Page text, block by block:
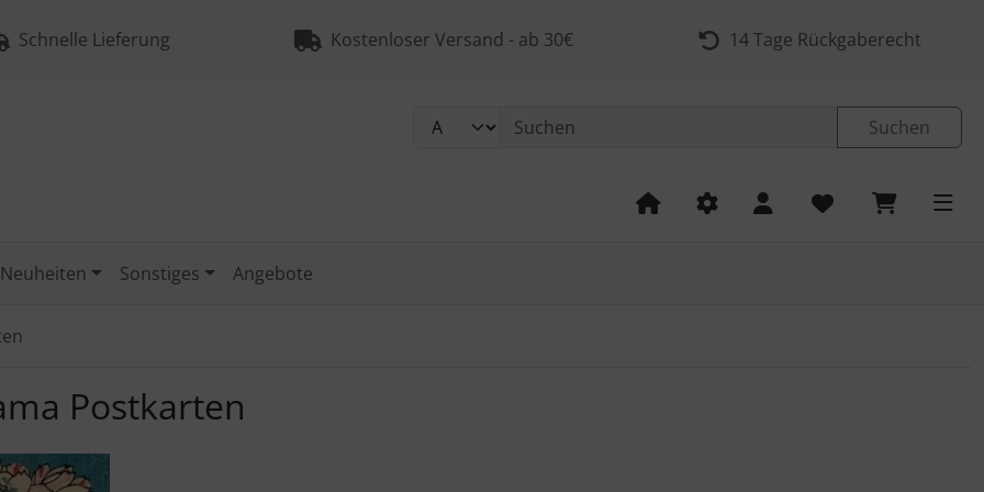
Schnelle Lieferung Kostenloser Versand - ab 30€ 14 Tage Rückgaberecht
Suchen
Neuheiten Sonstiges Angebote
Postkarten